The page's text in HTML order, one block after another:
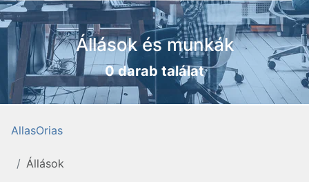
Állások és munkák
0 darab találat
AllasOrias
Állások